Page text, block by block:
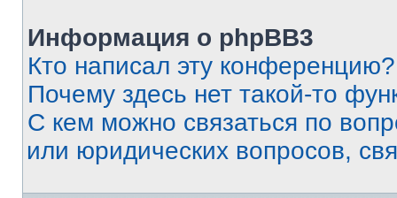
Информация о phpBB3
Кто написал эту конференцию?
Почему здесь нет такой-то
С кем можно связаться по
или юридических вопросов,